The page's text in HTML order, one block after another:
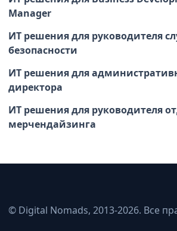
Manager
ИТ решения для руководителя
безопасности
ИТ решения для
директора
ИТ решения для руководителя
мерчендайзинга
© Digital Nomads, 2013-2026. Все